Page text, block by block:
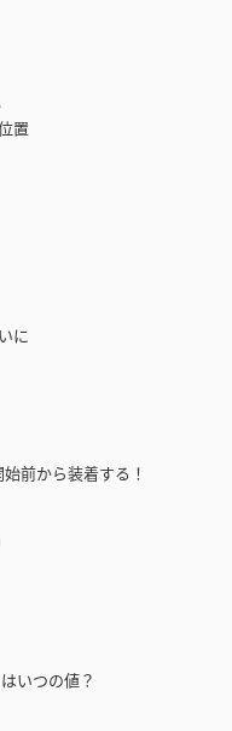
置
に
前から装着する！
いつの値？